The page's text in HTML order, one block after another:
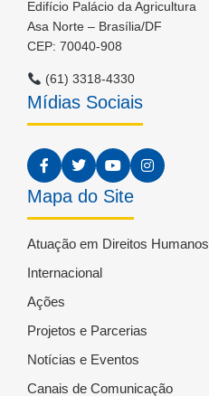
Edifício Palácio da Agricultura
Asa Norte – Brasília/DF
CEP: 70040-908
(61) 3318-4330
Mídias Sociais
Mapa do Site
Atuação em Direitos Humanos
Internacional
Ações
Projetos e Parcerias
Notícias e Eventos
Canais de Comunicação